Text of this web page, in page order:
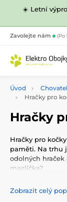
☀️ Letní
Zavolejte nám (Po
Úvod
Hračky pro
Hračky
Hračky pro
paměti. Na trhu
odolných hraček
mazlíčka?
Zobrazit celý